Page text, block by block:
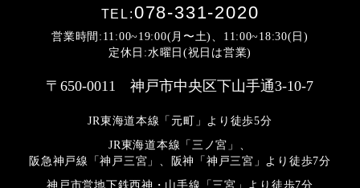
TEL:078-331-2020
営業時間:11:00~19:00(月〜土)、11:00~18:30(日)
定休日:水曜日(祝日は営業)
〒650-0011 神戸市中央区下山手通3-10-7
JR東海道本線「元町」より徒歩5分
JR東海道本線「三ノ宮」、
阪急神戸線「神戸三宮」、阪神「神戸三宮」より 徒歩7分
神戸市営地下鉄西神・山手線「三宮」より徒歩7分